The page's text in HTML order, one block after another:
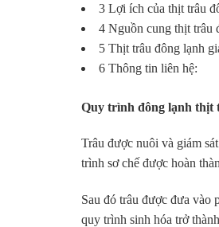
3 Lợi ích của thịt trâu
4 Nguồn cung thịt trâu
5 Thịt trâu đông lạnh
6 Thông tin liên hệ:
Quy trình đông lạnh thịt
Trâu được nuôi và giám
trình sơ chế được hoàn
Sau đó trâu được đưa vào
quy trình sinh hóa trở